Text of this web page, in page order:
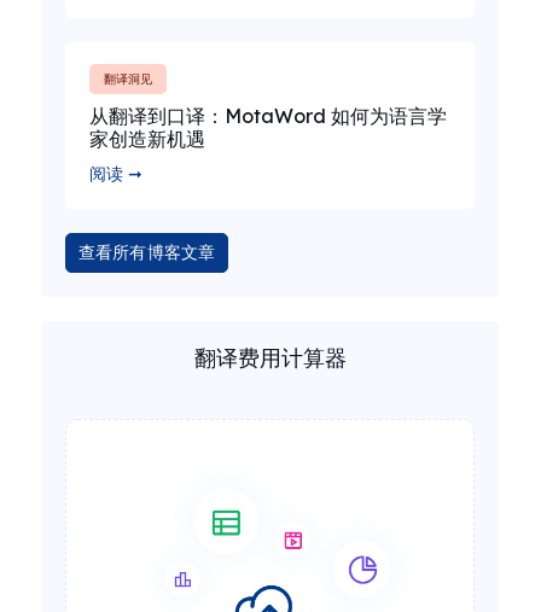
翻译洞见
从翻译到口译：MotaWord 如何为语言学
家创造新机遇
阅读 ➞
查看所有博客文章
翻译费用计算器